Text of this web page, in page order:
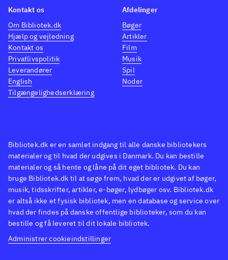
Bibliotek.dk er en samlet indgang til alle danske bibliotekers
materialer og til hvad der udgives i Danmark. Du kan bestille
materialer og så hente og låne på dit eget bibliotek. Du kan
bruge Bibliotek.dk til at søge frem, hvad der er udgivet af bøger,
musik, tidsskrifter, artikler, e-bøger, lydbøger osv. Bibliotek.dk
er altså ikke et fysisk bibliotek, men en database og service over
hvad der findes på danske offentlige biblioteker, som du kan
bestille og få leveret til dit lokale bibliotek.
Administrer cookieindstillinger
Kontakt os
Om Bibliotek.dk
Hjælp og vejledning
Kontakt os
Privatlivspolitik
Leverandører
English
Tilgængelighedserklæring
Afdelinger
Bøger
Artikler
Film
Musik
Spil
Noder